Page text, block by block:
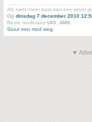
Als niets meer baat kan een worst
Op dinsdag 7 december 2010
Beste moderator UIO_AMS
Stuur een mod weg.
▼